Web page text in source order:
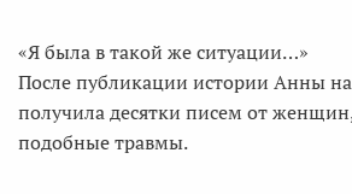
«Я была в такой же ситуации…»
После публикации истории Анны
получила десятки писем от
подобные травмы.